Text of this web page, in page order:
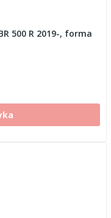
500 R 2019-, forma